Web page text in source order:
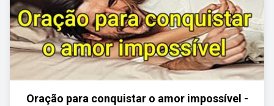
Oração para conquistar o amor impossível -